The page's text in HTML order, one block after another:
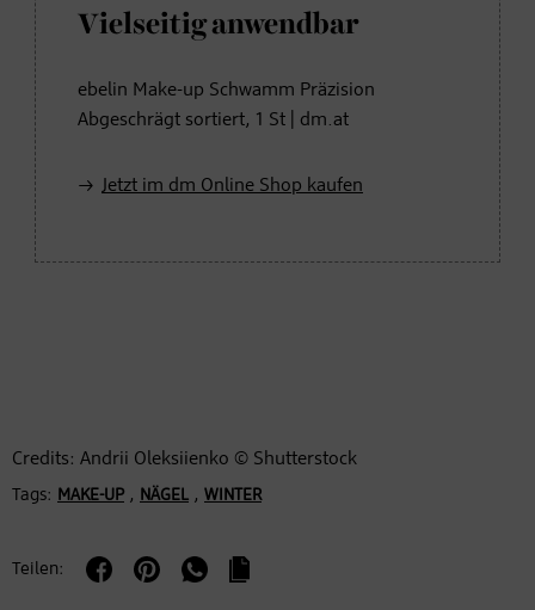
Vielseitig anwendbar
ebelin Make-up Schwamm Präzision
Abgeschrägt sortiert, 1 St | dm.at
Jetzt im dm Online Shop kaufen
Credits: Andrii Oleksiienko © Shutterstock
Tags: MAKE-UP , NÄGEL , WINTER
Teilen: